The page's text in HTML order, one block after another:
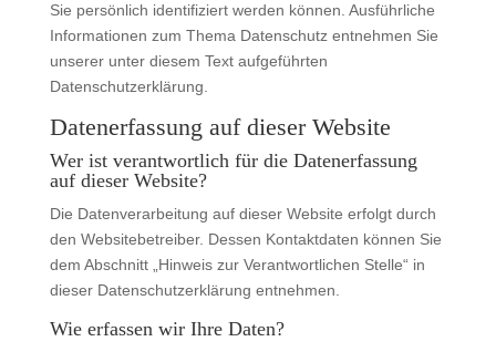
Sie persönlich identifiziert werden können. Ausführliche
Informationen zum Thema Datenschutz entnehmen Sie
unserer unter diesem Text aufgeführten
Datenschutzerklärung.
Datenerfassung auf dieser Website
Wer ist verantwortlich für die Datenerfassung
auf dieser Website?
Die Datenverarbeitung auf dieser Website erfolgt durch
den Websitebetreiber. Dessen Kontaktdaten können Sie
dem Abschnitt „Hinweis zur Verantwortlichen Stelle“ in
dieser Datenschutzerklärung entnehmen.
Wie erfassen wir Ihre Daten?